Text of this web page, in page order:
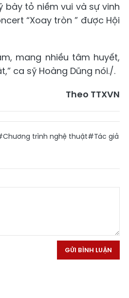
bày tỏ niềm vui và sự vinh
“Xoay tròn ” được Hội
mang nhiều tâm huyết,
ca sỹ Hoàng Dũng nói./.
Theo TTXVN
trình nghệ thuật#Tác giả
GỬI BÌNH LUẬN